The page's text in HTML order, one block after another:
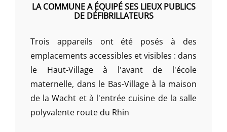
LA COMMUNE A ÉQUIPÉ SES LIEUX PUBLICS
DE DÉFIBRILLATEURS
Trois appareils ont été posés à des
emplacements accessibles et visibles : dans
le Haut-Village à l'avant de l'école
maternelle, dans le Bas-Village à la maison
de la Wacht et à l'entrée cuisine de la salle
polyvalente route du Rhin